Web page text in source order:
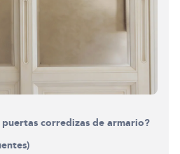
corredizas de armario?